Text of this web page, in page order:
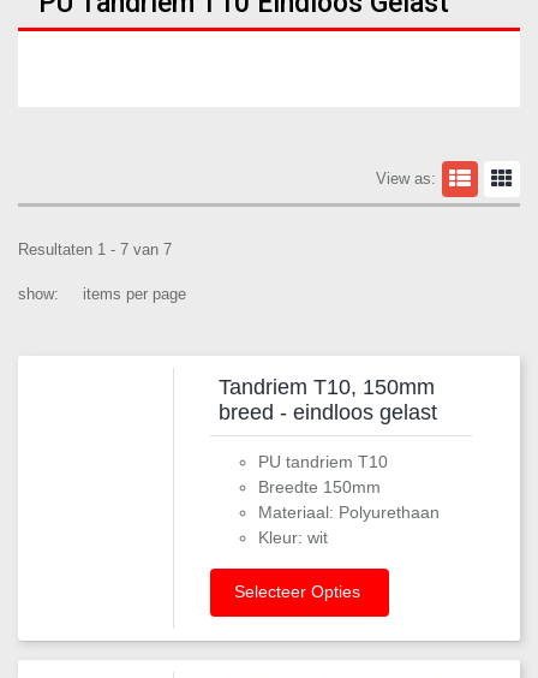
View as:
Resultaten 1 - 7 van 7
show: items per page
Tandriem T10, 150mm
breed - eindloos gelast
PU tandriem T10
Breedte 150mm
Materiaal: Polyurethaan
Kleur: wit
Selecteer Opties